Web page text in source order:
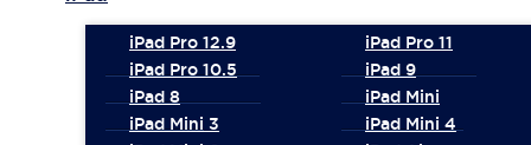
iPad Pro 12.9
iPad Pro 11
iPad Pro 10.5
iPad 9
iPad 8
iPad Mini
iPad Mini 3
iPad Mini 4